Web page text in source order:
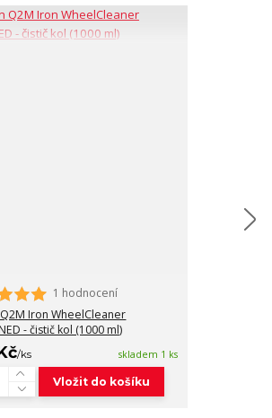
1 hodnocení
Iron WheelCleaner
- čistič kol (1000 ml)
/ks skladem 1 ks
Vložit do košíku